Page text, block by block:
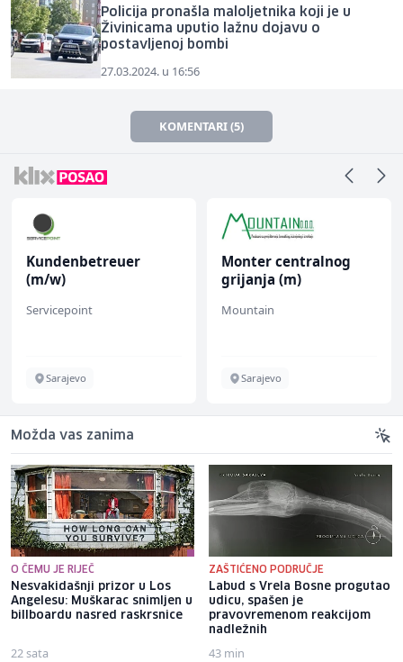
Policija pronašla maloljetnika koji je u
Živinicama uputio lažnu dojavu o
postavljenoj bombi
27.03.2024. u 16:56
KOMENTARI (5)
Kundenbetreuer
(m/w)
Servicepoint
Sarajevo
Monter centralnog
grijanja (m)
Mountain
Sarajevo
Možda vas zanima
O ČEMU JE RIJEČ
Nesvakidašnji prizor u Los
Angelesu: Muškarac snimljen u
billboardu nasred raskrsnice
22 sata
ZAŠTIĆENO PODRUČJE
Labud s Vrela Bosne progutao
udicu, spašen je
pravovremenom reakcijom
nadležnih
43 min